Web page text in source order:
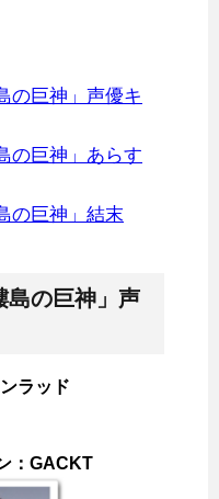
の巨神」声優キ
の巨神」あらす
の巨神」結末
島の巨神」声
ラッド
：GACKT